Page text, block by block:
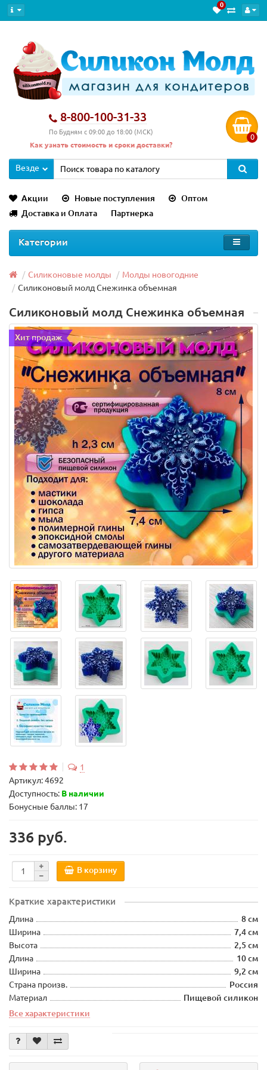
0
8-800-100-31-33
По Будням с 09:00 до 18:00 (МСК)
Как узнать стоимость и сроки доставки?
0
Везде
Акции Новые поступления
Оптом
Доставка и Оплата
Партнерка
Категории
Силиконовые молды
Молды новогодние
Силиконовый молд Снежинка объемная
Силиконовый молд Снежинка объемная
Хит продаж
1
Артикул:4692
Доступность: В наличии
Бонусные баллы: 17
336 руб.
В корзину
Краткие характеристики
Длина
8 см
Ширина
7,4 см
Высота
2,5 см
Длина
10 см
Ширина
9,2 см
Страна произв.
Россия
Материал
Пищевой силикон
Все характеристики